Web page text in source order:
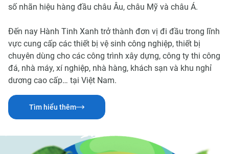
số nhãn hiệu hàng đầu châu Âu, châu Mỹ và châu Á.
Đến nay Hành Tinh Xanh trở thành đơn vị đi đầu trong lĩnh
vực cung cấp các thiết bị vệ sinh công nghiệp, thiết bị
chuyên dùng cho các công trình xây dựng, công ty thi công
đá, nhà máy, xí nghiệp, nhà hàng, khách sạn và khu nghỉ
dương cao cấp… tại Việt Nam.
Tìm hiểu thêm